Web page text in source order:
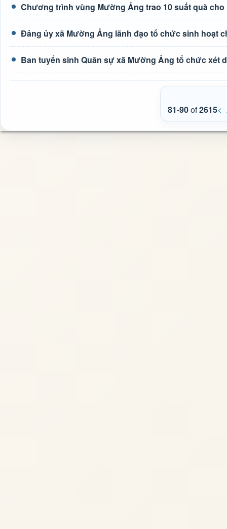
Chương trình vùng Mường Ảng trao 10 suất quà
Đảng ủy xã Mường Ảng lãnh đạo tổ chức sinh hoạt
Ban tuyển sinh Quân sự xã Mường Ảng tổ chức xét
81-90of2615<